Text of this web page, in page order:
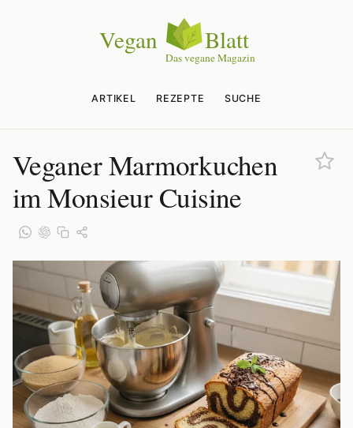
ARTIKEL REZEPTE SUCHE
Veganer Marmorkuchen
im Monsieur Cuisine